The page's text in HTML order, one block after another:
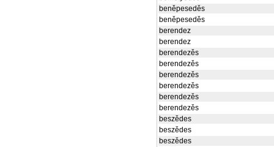
beněpeseděs
beněpeseděs
berendez
berendez
berendezěs
berendezěs
berendezěs
berendezěs
berendezěs
berendezěs
beszědes
beszědes
beszědes